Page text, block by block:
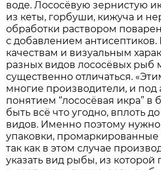
воде. Лососёвую зернистую
из кеты, горбуши, кижуча и
обработки раствором
с добавлением
качествам и визуальным
разных видов лососёвых рыб
существенно отличаться.
многие производители, и под
понятием “лососёвая икра” в
быть всё что угодно, вплоть
видов. Именно поэтому
упаковки, промаркированные
так как в этом случае
указать вид рыбы, из которой